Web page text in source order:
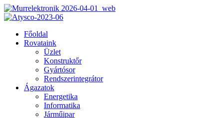
Főoldal
Rovataink
Üzlet
Konstruktőr
Gyártósor
Rendszerintegrátor
Ágazatok
Energetika
Informatika
Járműipar